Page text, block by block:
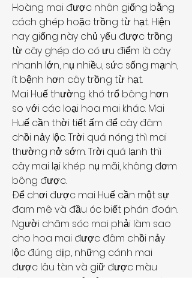
Hoàng mai được nhân giống bằng
cách ghép hoặc trồng từ hạt. Hiện
nay giống này chủ yếu được trồng
từ cây ghép do có ưu điểm là cây
nhanh lớn, nụ nhiều, sức sống mạnh,
ít bệnh hơn cây trồng từ hạt.
Mai Huế thường khó trổ bông hơn
so với các loại hoa mai khác. Mai
Huế cần thời tiết ấm để cây đâm
chồi nảy lộc. Trời quá nóng thì mai
thường nở sớm. Trời quá lạnh thì
cây mai lại khép nụ mãi, không đơm
bông được.
Để chơi được mai Huế cần một sự
đam mê và đầu óc biết phán đoán.
Người chăm sóc mai phải làm sao
cho hoa mai được đâm chồi nảy
lộc đúng dịp, những cánh mai
được lâu tàn và giữ được màu
vàng vương giả của hoa mai. Nó